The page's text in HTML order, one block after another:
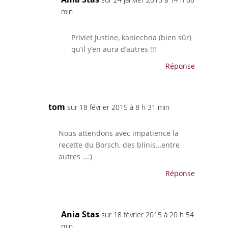
min
Priviet Justine, kaniechna (bien sûr)
qu’il y’en aura d’autres !!!
Réponse
tom sur 18 février 2015 à 8 h 31 min
Nous attendons avec impatience la
recette du Borsch, des blinis…entre
autres …:)
Réponse
Ania Stas sur 18 février 2015 à 20 h 54